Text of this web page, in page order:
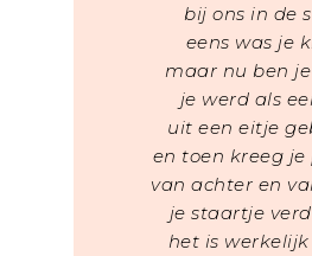
bij ons in de
eens was je
maar nu ben
je werd als
uit een eitje
en toen kreeg je
van achter en
je staartje
het is